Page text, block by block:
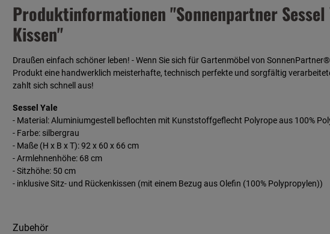
Produktinformationen "Sonnenpartner
Kissen"
Draußen einfach schöner leben! - Wenn Sie sich für Gartenmöbel von
Produkt eine handwerklich meisterhafte, technisch perfekte und sorgfältig
zahlt sich schnell aus!
Sessel Yale
- Material: Aluminiumgestell beflochten mit Kunststoffgeflecht Polyrope aus 100%
- Farbe: silbergrau
- Maße (H x B x T): 92 x 60 x 66 cm
- Armlehnenhöhe: 68 cm
- Sitzhöhe: 50 cm
- inklusive Sitz- und Rückenkissen (mit einem Bezug aus Olefin (100% Polypropylen))
Zubehör